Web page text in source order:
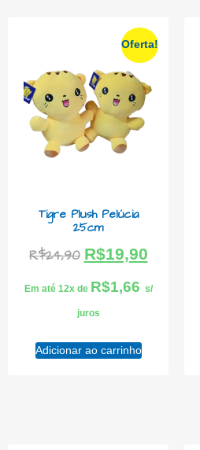
Oferta!
Tigre Plush Pelúcia
25cm
R$24,90 R$19,90
Em até 12x de R$1,66 s/
juros
Adicionar ao carrinho